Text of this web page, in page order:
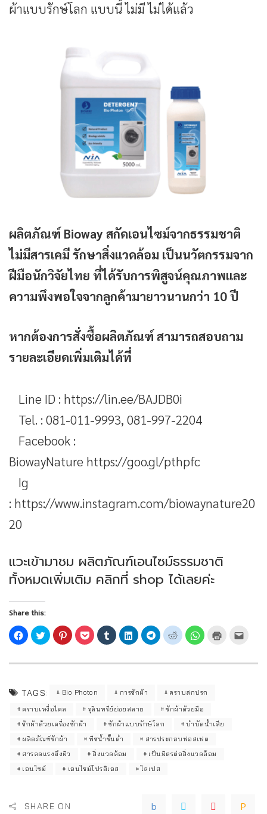
ผ้าแบบรักษ์โลก แบบนี้ ไม่มี ไม่ได้แล้ว
ผลิตภัณฑ์ Bioway สกัดเอนไซม์จากธรรมชาติ
ไม่มีสารเคมี รักษาสิ่งแวดล้อม เป็นนวัตกรรมจาก
ฝีมือนักวิจัยไทย ที่ได้รับการพิสูจน์คุณภาพและ
ความพึงพอใจจากลูกค้ามายาวนานกว่า 10 ปี
หากต้องการสั่งซื้อผลิตภัณฑ์ สามารถสอบถาม
รายละเอียดเพิ่มเติมได้ที่
Line ID : https://lin.ee/BAJDB0i
Tel. : 081-011-9993, 081-997-2204
Facebook :
BiowayNature https://goo.gl/pthpfc
Ig
: https://www.instagram.com/biowaynature20
20
แวะเข้ามาชม ผลิตภัณฑ์เอนไซม์ธรรมชาติ
ทั้งหมดเพิ่มเติม คลิกที่ shop ได้เลยค่ะ
Share this:
TAGS: Bio Photon การซักผ้า
คราบสกปรก
คราบเหงื่อไคล
จุลินทรีย์ย่อยสลาย
ซักผ้าด้วยมือ
ซักผ้าด้วยเครื่องซักผ้า
ซักผ้าแบบรักษ์โลก
บำบัดน้ำเสีย
ผลิตภัณฑ์ซักผ้า
พืชน้ำชั้นต่ำ
สารประกอบฟอสเฟต
สารลดแรงตึงผิว
สิ่งแวดล้อม
เป็นมิตรต่อสิ่งแวดล้อม
เอนไซม์
เอนไซม์โปรติเอส ไลเปส
SHARE ON